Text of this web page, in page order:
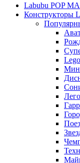
Labubu POP
Конструкторы